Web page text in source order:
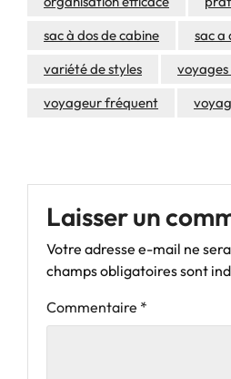
sac à dos de cabine
sac a
variété de styles
voyageur fréquent
Laisser un
Votre adresse e-mail ne
champs obligatoires sont
Commentaire *